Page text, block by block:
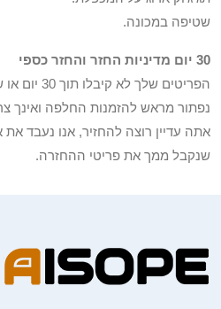
שטיפה במכונה.
30 יום מדיניות החזר והחזר כספי
הפריטים
נפתור מראש להזמנות החלפה ואינך
אתה עדיין רוצה להחזיר, אנו נעבד
שנקבל ממך את פריטי ההחזרה.